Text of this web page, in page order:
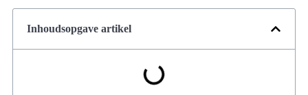
Inhoudsopgave artikel